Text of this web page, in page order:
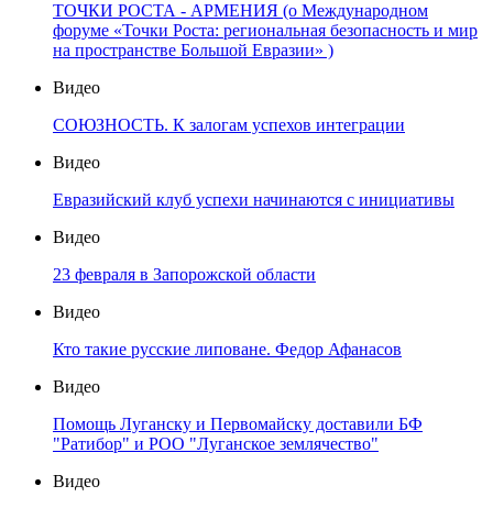
ТОЧКИ РОСТА - АРМЕНИЯ (о Международном
форуме «Точки Роста: региональная безопасность и мир
на пространстве Большой Евразии» )
Видео
СОЮЗНОСТЬ. К залогам успехов интеграции
Видео
Евразийский клуб успехи начинаются с инициативы
Видео
23 февраля в Запорожской области
Видео
Кто такие русские липоване. Федор Афанасов
Видео
Помощь Луганску и Первомайску доставили БФ
"Ратибор" и РОО "Луганское землячество"
Видео